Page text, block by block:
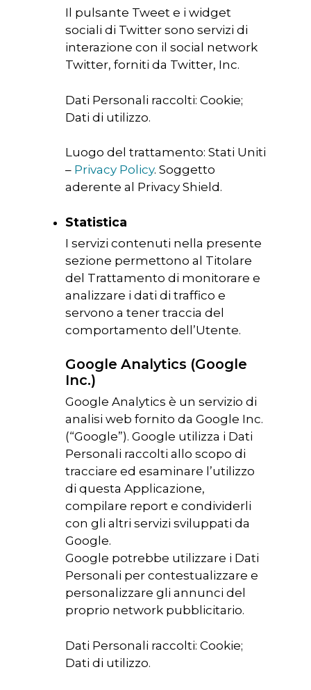
Il pulsante Tweet e i widget
sociali di Twitter sono servizi di
interazione con il social network
Twitter, forniti da Twitter, Inc.
Dati Personali raccolti: Cookie;
Dati di utilizzo.
Luogo del trattamento: Stati Uniti
– Privacy Policy. Soggetto
aderente al Privacy Shield.
Statistica
I servizi contenuti nella presente
sezione permettono al Titolare
del Trattamento di monitorare e
analizzare i dati di traffico e
servono a tener traccia del
comportamento dell’Utente.
Google Analytics (Google
Inc.)
Google Analytics è un servizio di
analisi web fornito da Google Inc.
(“Google”). Google utilizza i Dati
Personali raccolti allo scopo di
tracciare ed esaminare l’utilizzo
di questa Applicazione,
compilare report e condividerli
con gli altri servizi sviluppati da
Google.
Google potrebbe utilizzare i Dati
Personali per contestualizzare e
personalizzare gli annunci del
proprio network pubblicitario.
Dati Personali raccolti: Cookie;
Dati di utilizzo.